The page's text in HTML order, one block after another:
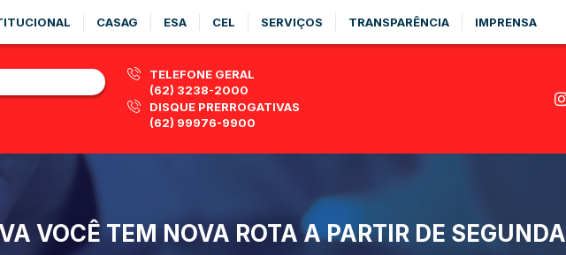
CASAG ESA CEL SERVIÇOS TRANSPARÊNCIA IMPRENSA
TELEFONE GERAL
(62) 3238-2000
DISQUE PRERROGATIVAS
(62) 99976-9900
VOCÊ TEM NOVA ROTA A PARTIR DE SEGUNDA